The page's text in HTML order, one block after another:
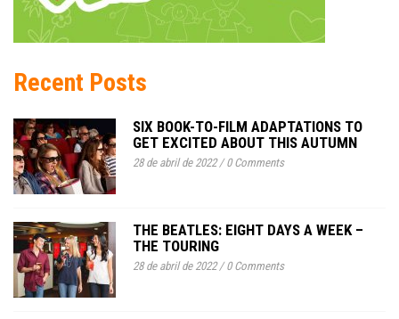
Recent Posts
SIX BOOK-TO-FILM ADAPTATIONS TO
GET EXCITED ABOUT THIS AUTUMN
28 de abril de 2022/0 Comments
THE BEATLES: EIGHT DAYS A WEEK –
THE TOURING
28 de abril de 2022/0 Comments